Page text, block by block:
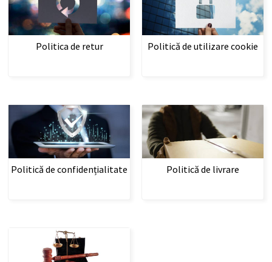
Politica de retur Politică de utilizare cookie
Politică de confidențialitate Politică de livrare